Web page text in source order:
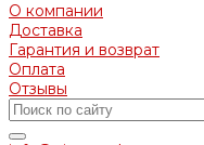
О компании
Доставка
Гарантия и возврат
Оплата
Отзывы